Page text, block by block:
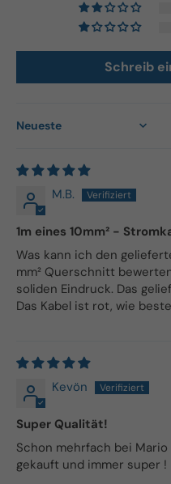
Schreib
Sort by
M.B.
1m eines 10mm² -
Was kann ich den
mm² Querschnitt
soliden Eindruck. Das
Das Kabel ist rot, wie
Kevön
Super Qualität!
Schon mehrfach bei
gekauft und immer super !